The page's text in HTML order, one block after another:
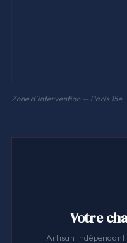
Zone d'intervention — Paris 15e
Votre
Artisan indépendant